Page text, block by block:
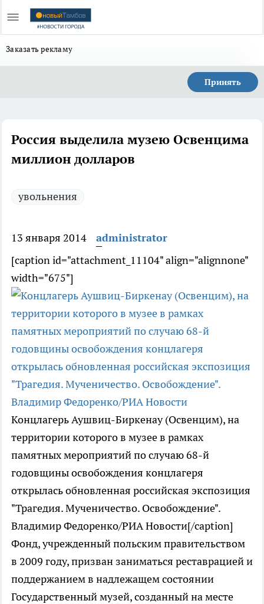
Заказать рекламу
Принять
Россия выделила музею Освенцима
миллион долларов
увольнения
13 января 2014
administrator
[caption id="attachment_11104" align="alignnone"
width="675"]
Концлагерь Аушвиц-Биркенау (Освенцим), на
территории которого в музее в рамках
памятных мероприятий по случаю 68-й
годовщины освобождения концлагеря
открылась обновленная российская экспозиция
"Трагедия. Мученичество. Освобождение".
Владимир Федоренко/РИА Новости[/caption]
Фонд, учрежденный польским правительством
в 2009 году, призван заниматься реставрацией и
поддержанием в надлежащем состоянии
Государственный музей, созданный на месте